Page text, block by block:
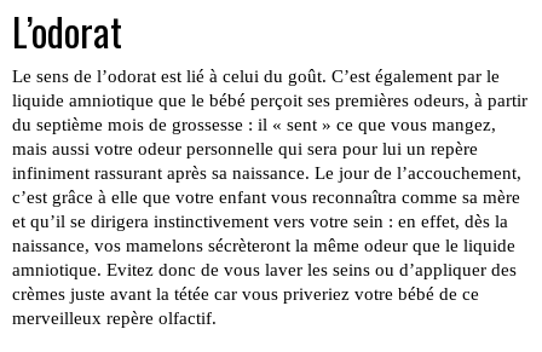
L’odorat
Le sens de l’odorat est lié à celui du goût. C’est également par le
liquide amniotique que le bébé perçoit ses premières odeurs, à partir
du septième mois de grossesse : il « sent » ce que vous mangez,
mais aussi votre odeur personnelle qui sera pour lui un repère
infiniment rassurant après sa naissance. Le jour de l’accouchement,
c’est grâce à elle que votre enfant vous reconnaîtra comme sa mère
et qu’il se dirigera instinctivement vers votre sein : en effet, dès la
naissance, vos mamelons sécrèteront la même odeur que le liquide
amniotique. Evitez donc de vous laver les seins ou d’appliquer des
crèmes juste avant la tétée car vous priveriez votre bébé de ce
merveilleux repère olfactif.